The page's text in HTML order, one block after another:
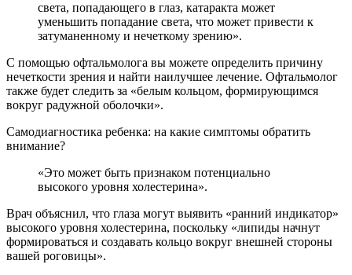
света, попадающего в глаз, катаракта может
уменьшить попадание света, что может привести к
затуманенному и нечеткому зрению».
С помощью офтальмолога вы можете определить причину
нечеткости зрения и найти наилучшее лечение. Офтальмолог
также будет следить за «белым кольцом, формирующимся
вокруг радужной оболочки».
Самодиагностика ребенка: на какие симптомы обратить
внимание?
«Это может быть признаком потенциально
высокого уровня холестерина».
Врач объяснил, что глаза могут выявить «ранний индикатор»
высокого уровня холестерина, поскольку «липиды начнут
формироваться и создавать кольцо вокруг внешней стороны
вашей роговицы».